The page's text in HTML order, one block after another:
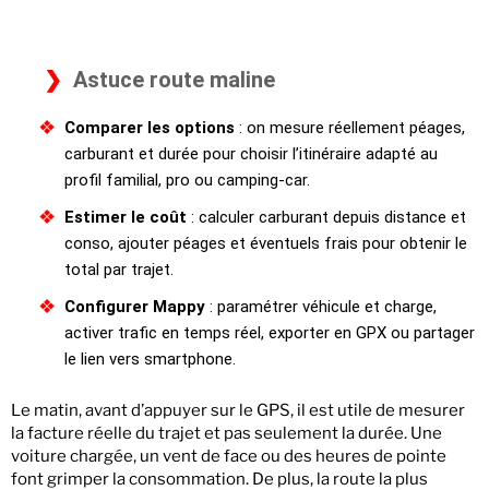
Astuce route maline
Comparer les options : on mesure réellement péages,
carburant et durée pour choisir l’itinéraire adapté au
profil familial, pro ou camping-car.
Estimer le coût : calculer carburant depuis distance et
conso, ajouter péages et éventuels frais pour obtenir le
total par trajet.
Configurer Mappy : paramétrer véhicule et charge,
activer trafic en temps réel, exporter en GPX ou partager
le lien vers smartphone.
Le matin, avant d’appuyer sur le GPS, il est utile de mesurer
la facture réelle du trajet et pas seulement la durée. Une
voiture chargée, un vent de face ou des heures de pointe
font grimper la consommation. De plus, la route la plus